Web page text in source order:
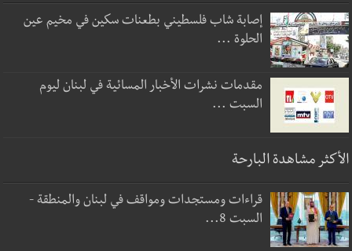
إصابة شاب فلسطيني بطعنات سكين في مخيم عين
الحلوة ...
مقدمات نشرات الأخبار المسائية في لبنان ليوم
السبت ...
الأكثر مشاهدة البارحة
قراءات ومستجدات ومواقف في لبنان والمنطقة -
السبت 8...